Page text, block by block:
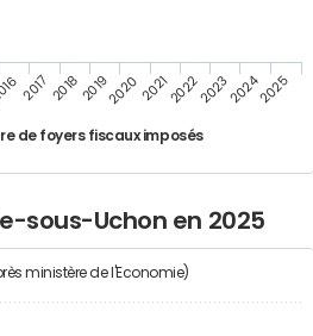
de foyers fiscaux imposés
2017 20182019202020212022202320242025
sous-Uchon en 2025
ministère de l'Economie)